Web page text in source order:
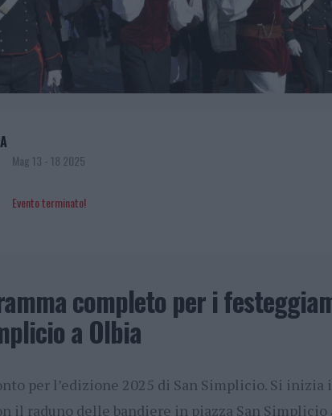
Mag 13 - 18 2025
Evento terminato!
completo per i
a Olbia
per l’edizione 2025 di San Simplicio. Si inizia
il raduno delle bandiere in piazza San Simplicio